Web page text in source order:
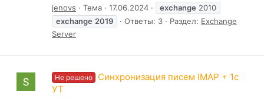
jenovs
Тема 17.06.2024 exchange 2010
exchange 2019 Ответы: 3 Раздел: Exchange
Server
Не решено
Синхронизация писем IMAP + 1c
УТ